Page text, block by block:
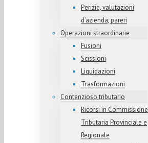
Perizie, valutazioni
d’azienda, pareri
Operazioni straordinarie
Fusioni
Scissioni
Liquidazioni
Trasformazioni
Contenzioso tributario
Ricorsi in Commissione
Tributaria Provinciale e
Regionale